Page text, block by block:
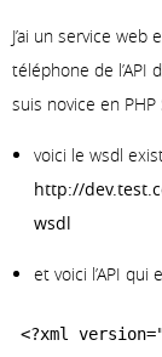
J’ai un service
téléphone de l’API
suis novice en PHP
voici le wsdl
http://
wsdl
et voici l’API qui
<?xml